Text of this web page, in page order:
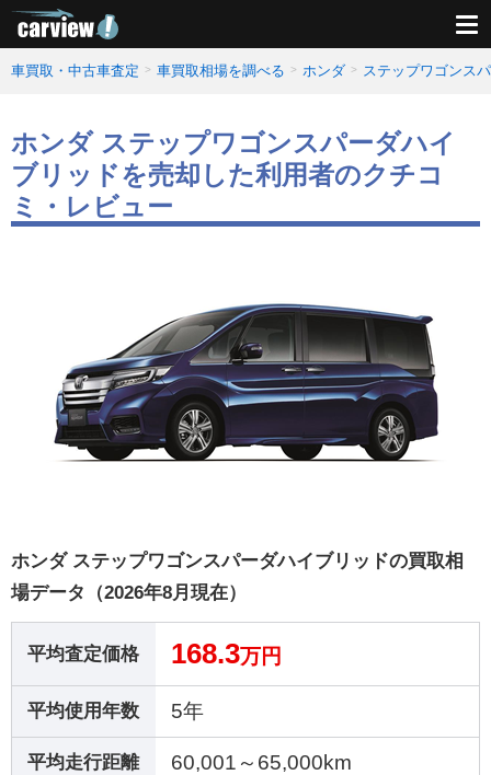
車買取・中古車査定 車買取相場を調べる ホンダ ステップワゴンス
ホンダ ステップワゴンスパーダハイ
ブリッドを売却した利用者のクチコ
ミ・レビュー
ホンダ ステップワゴンスパーダハイブリッドの買取相
場データ（2026年8月現在）
平均査定価格 168.3万円
平均使用年数 5年
平均走行距離 60,001～65,000km